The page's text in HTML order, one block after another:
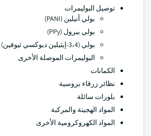
توصيل البوليمرات
بولي أنيلين (PANI)
بولي بيرول (PPy)
بولي (3،4-إيثيلين ديوكسي ثيوفين) (PEDOT)
البوليمرات الموصلة الأخرى
الكمانات
نظائر زرقاء بروسية
بلورات سائلة
المواد الهجينة والمركبة
المواد الكهروكرومية الأخرى